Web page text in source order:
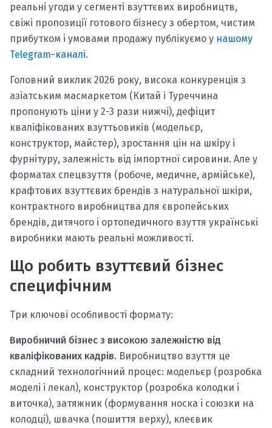
реальні угоди у сегменті взуттєвих виробництв,
свіжі пропозиції готового бізнесу з обертом, чистим
прибутком і умовами продажу публікуємо у нашому
Telegram-каналі.
Головний виклик 2026 року, висока конкуренція з
азіатським масмаркетом (Китай і Туреччина
пропонують ціни у 2-3 рази нижчі), дефіцит
кваліфікованих взуттьовиків (модельєр,
конструктор, майстер), зростання цін на шкіру і
фурнітуру, залежність від імпортної сировини. Але у
форматах спецвзуття (робоче, медичне, армійське),
крафтових взуттєвих брендів з натуральної шкіри,
контрактного виробництва для європейських
брендів, дитячого і ортопедичного взуття українські
виробники мають реальні можливості.
Що робить взуттєвий бізнес
специфічним
Три ключові особливості формату:
Виробничий бізнес з високою залежністю від
кваліфікованих кадрів. Виробництво взуття це
складний технологічний процес: модельєр (розробка
моделі і лекал), конструктор (розробка колодки і
виточка), затяжник (формування носка і союзки на
колодці), швачка (пошиття верху), клеєвик